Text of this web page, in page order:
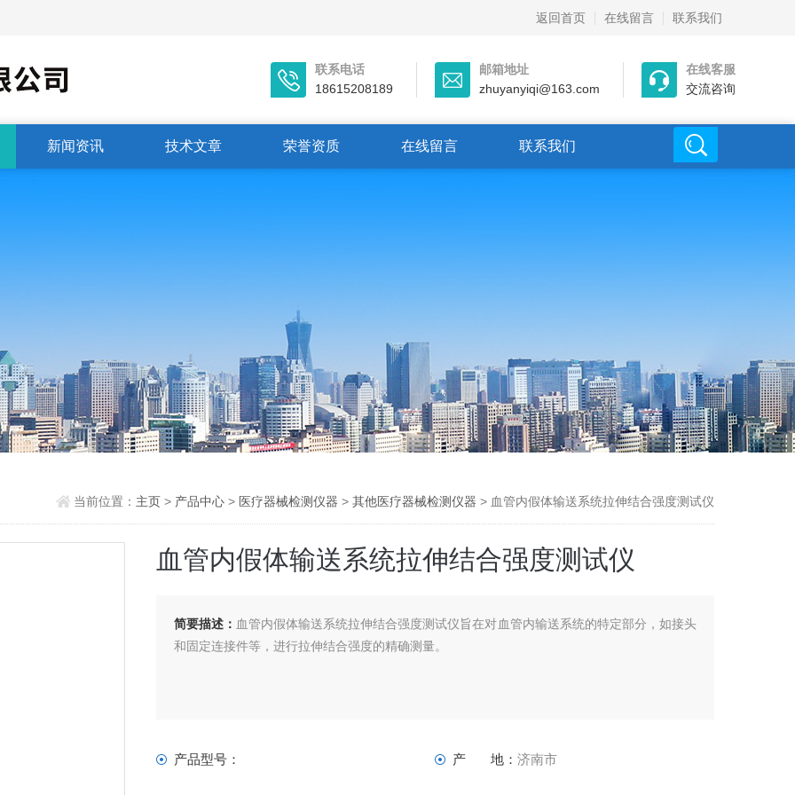
返回首页 在线留言 联系我们
联系电话
18615208189
邮箱地址
zhuyanyiqi@163.com
在线客服
交流咨询
新闻资讯 技术文章 荣誉资质 在线留言 联系我们
当前位置： 主页 > 产品中心> 医疗器械检测仪器 > 其他医疗器械检测仪器 > 血管内假体输送系统拉伸结合强度测试仪
血管内假体输送系统拉伸结合强度测试仪
简要描述： 血管内假体输送系统拉伸结合强度测试仪旨在对血管内输送系统的特定部分，如接头
和固定连接件等，进行拉伸结合强度的精确测量。
产品型号： 产 地：济南市